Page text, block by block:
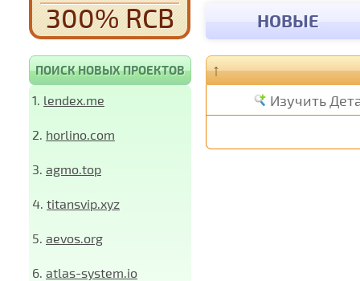
300% RCB НОВЫЕ
ПОИСК НОВЫХ ПРОЕКТОВ
1. lendex.me
2. horlino.com
3. agmo.top
4. titansvip.xyz
5. aevos.org
6. atlas-system.io
↑
Изучить